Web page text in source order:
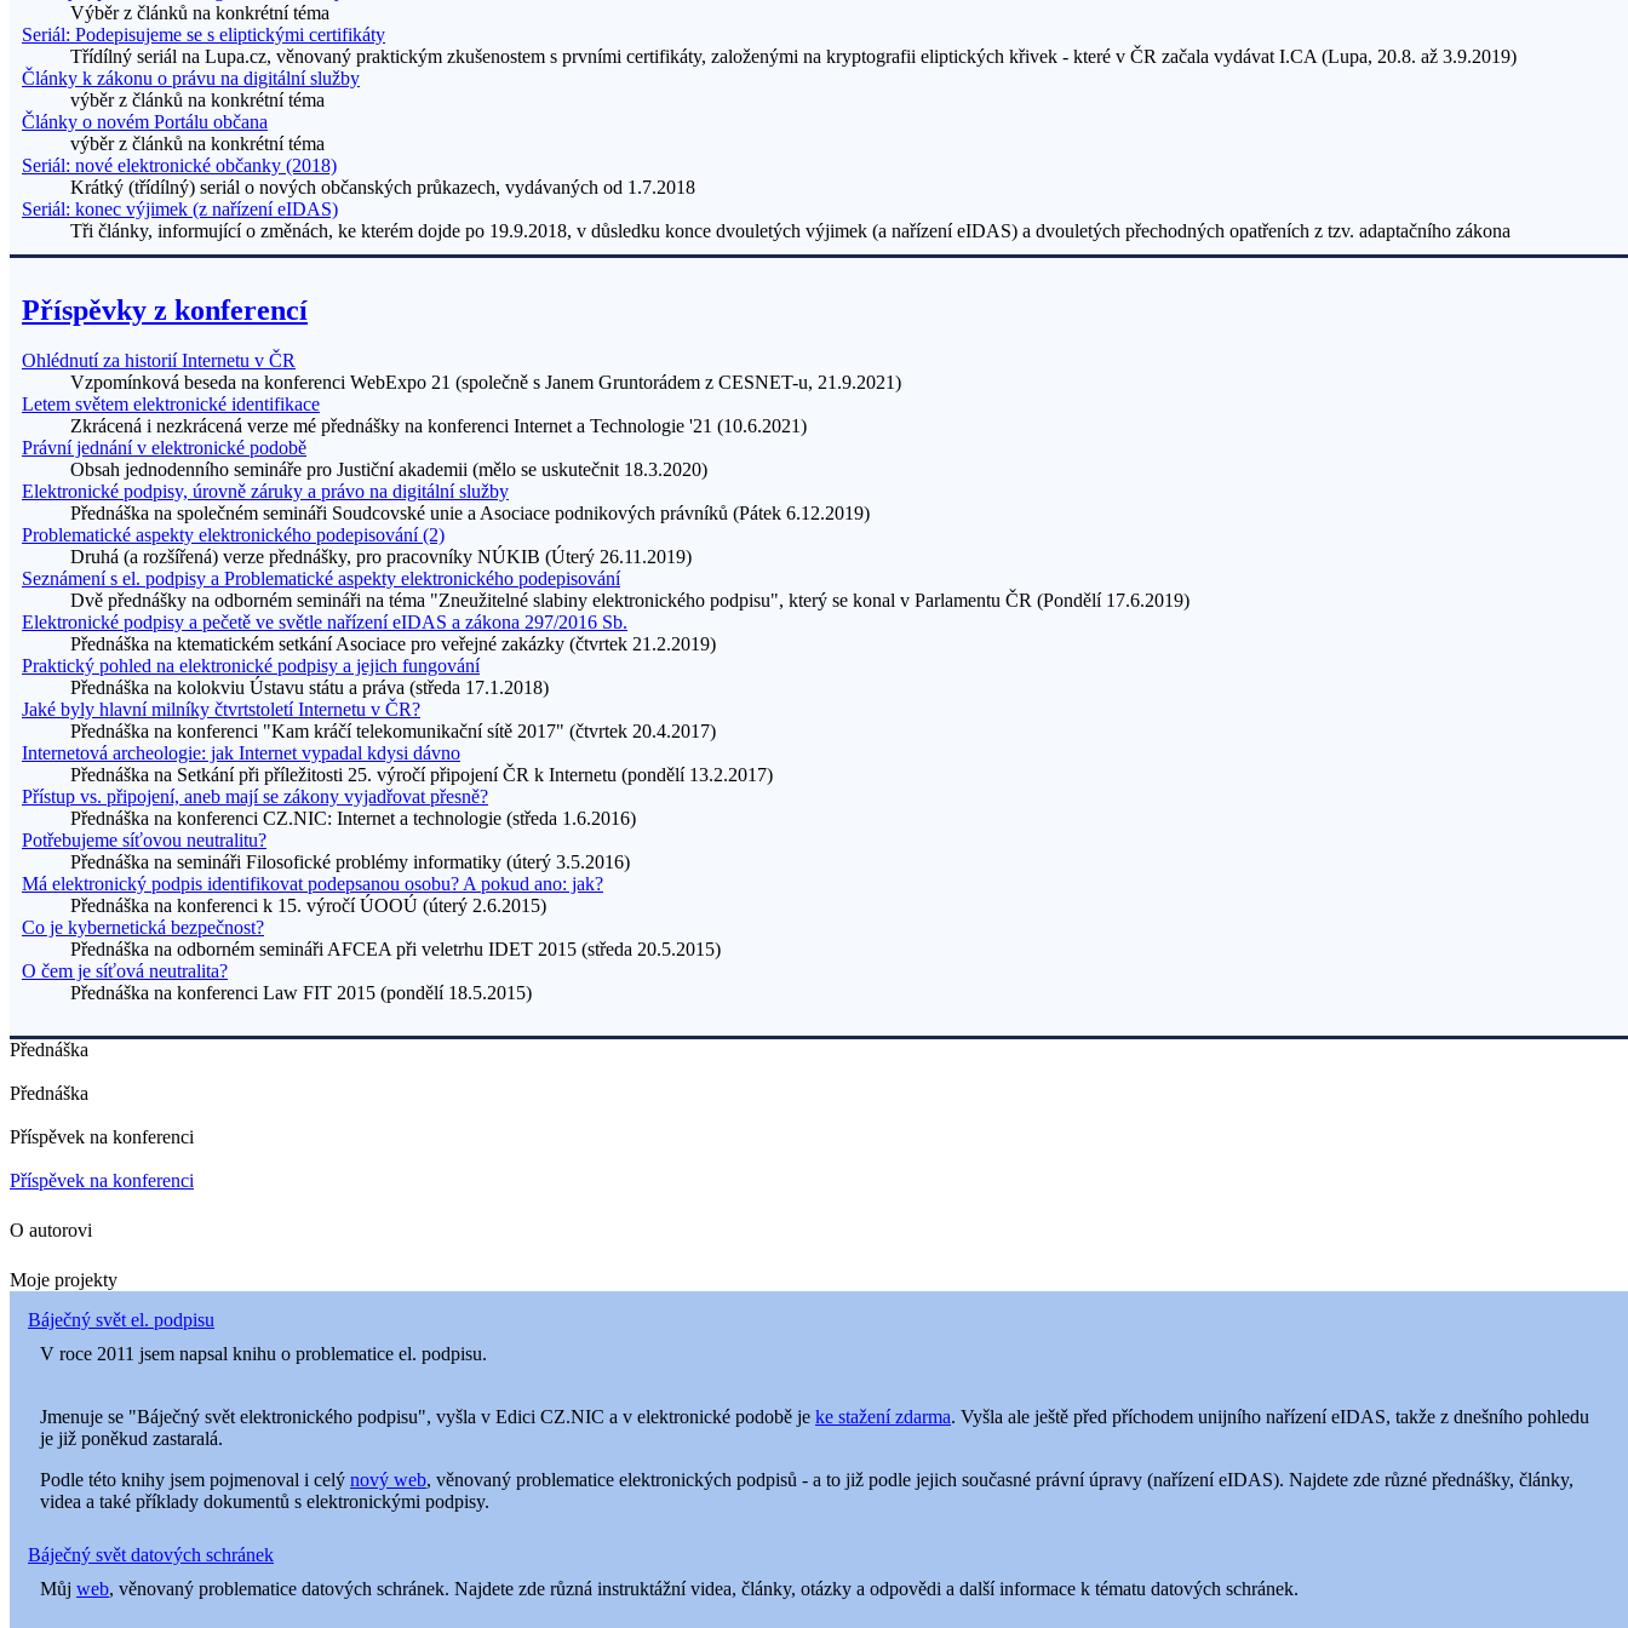
Výběr z článků na konkrétní téma
Seriál: Podepisujeme se s eliptickými certifikáty
Třídílný seriál na Lupa.cz, věnovaný praktickým zkušenostem s prvními certifikáty, založenými na kryptografii eliptických křivek - které v ČR začala vydávat I.CA (Lupa, 20.8. až 3.9.2019)
Články k zákonu o právu na digitální služby
výběr z článků na konkrétní téma
Články o novém Portálu občana
výběr z článků na konkrétní téma
Seriál: nové elektronické občanky (2018)
Krátký (třídílný) seriál o nových občanských průkazech, vydávaných od 1.7.2018
Seriál: konec výjimek (z nařízení eIDAS)
Tři články, informující o změnách, ke kterém dojde po 19.9.2018, v důsledku konce dvouletých výjimek (a nařízení eIDAS) a dvouletých přechodných opatřeních z tzv. adaptačního zákona
Příspěvky z konferencí
Ohlédnutí za historií Internetu v ČR
Vzpomínková beseda na konferenci WebExpo 21 (společně s Janem Gruntorádem z CESNET-u, 21.9.2021)
Letem světem elektronické identifikace
Zkrácená i nezkrácená verze mé přednášky na konferenci Internet a Technologie '21 (10.6.2021)
Právní jednání v elektronické podobě
Obsah jednodenního semináře pro Justiční akademii (mělo se uskutečnit 18.3.2020)
Elektronické podpisy, úrovně záruky a právo na digitální služby
Přednáška na společném semináři Soudcovské unie a Asociace podnikových právníků (Pátek 6.12.2019)
Problematické aspekty elektronického podepisování (2)
Druhá (a rozšířená) verze přednášky, pro pracovníky NÚKIB (Úterý 26.11.2019)
Seznámení s el. podpisy a Problematické aspekty elektronického podepisování
Dvě přednášky na odborném semináři na téma "Zneužitelné slabiny elektronického podpisu", který se konal v Parlamentu ČR (Pondělí 17.6.2019)
Elektronické podpisy a pečetě ve světle nařízení eIDAS a zákona 297/2016 Sb.
Přednáška na ktematickém setkání Asociace pro veřejné zakázky (čtvrtek 21.2.2019)
Praktický pohled na elektronické podpisy a jejich fungování
Přednáška na kolokviu Ústavu státu a práva (středa 17.1.2018)
Jaké byly hlavní milníky čtvrtstoletí Internetu v ČR?
Přednáška na konferenci "Kam kráčí telekomunikační sítě 2017" (čtvrtek 20.4.2017)
Internetová archeologie: jak Internet vypadal kdysi dávno
Přednáška na Setkání při příležitosti 25. výročí připojení ČR k Internetu (pondělí 13.2.2017)
Přístup vs. připojení, aneb mají se zákony vyjadřovat přesně?
Přednáška na konferenci CZ.NIC: Internet a technologie (středa 1.6.2016)
Potřebujeme síťovou neutralitu?
Přednáška na semináři Filosofické problémy informatiky (úterý 3.5.2016)
Má elektronický podpis identifikovat podepsanou osobu? A pokud ano: jak?
Přednáška na konferenci k 15. výročí ÚOOÚ (úterý 2.6.2015)
Co je kybernetická bezpečnost?
Přednáška na odborném semináři AFCEA při veletrhu IDET 2015 (středa 20.5.2015)
O čem je síťová neutralita?
Přednáška na konferenci Law FIT 2015 (pondělí 18.5.2015)
Přednáška
Přednáška
Příspěvek na konferenci
Příspěvek na konferenci
O autorovi
Moje projekty
Báječný svět el. podpisu
V roce 2011 jsem napsal knihu o problematice el. podpisu.
Jmenuje se "Báječný svět elektronického podpisu", vyšla v Edici CZ.NIC a v elektronické podobě je ke stažení zdarma. Vyšla ale ještě před příchodem unijního nařízení eIDAS, takže z dnešního pohledu
je již poněkud zastaralá.
Podle této knihy jsem pojmenoval i celý nový web, věnovaný problematice elektronických podpisů - a to již podle jejich současné právní úpravy (nařízení eIDAS). Najdete zde různé přednášky, články,
videa a také příklady dokumentů s elektronickými podpisy.
Báječný svět datových schránek
Můj web, věnovaný problematice datových schránek. Najdete zde různá instruktážní videa, články, otázky a odpovědi a další informace k tématu datových schránek.